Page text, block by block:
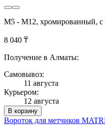
М5 - М12, хромированный, с
8 040 ₸
Получение в Алматы:
Самовывоз:
11 августа
Курьером:
12 августа
В корзину
Вороток для метчиков